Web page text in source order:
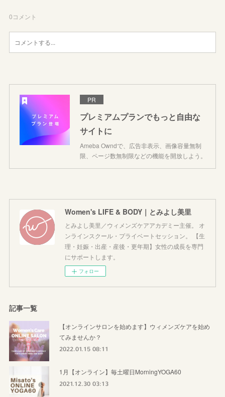
0コメント
PR
プレミアムプランでもっと自由な
サイトに
Ameba Owndで、広告非表示、画像容量無制
限、ページ数無制限などの機能を開放しよう。
Women's LIFE & BODY｜とみよし美里
とみよし美里／ウィメンズケアアカデミー主催。 オ
ンラインスクール・プライベートセッション。 【生
理・妊娠・出産・産後・更年期】女性の成長を専門
にサポートします。
フォロー
記事一覧
【オンラインサロンを始めます】ウィメンズケアを始め
てみませんか？
2022.01.15 08:11
1月【オンライン】毎土曜日MorningYOGA60
2021.12.30 03:13